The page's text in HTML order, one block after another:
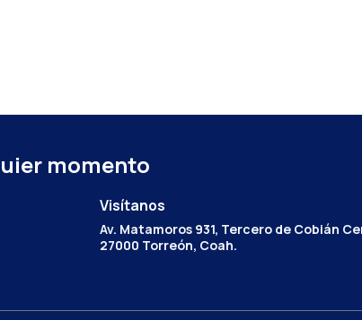
momento
Visítanos
Av. Matamoros 931, Tercero de Cobián
27000 Torreón, Coah.